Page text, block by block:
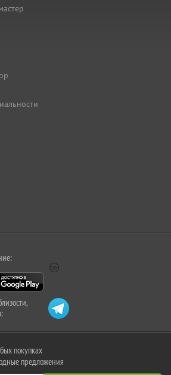
покупках
предложения